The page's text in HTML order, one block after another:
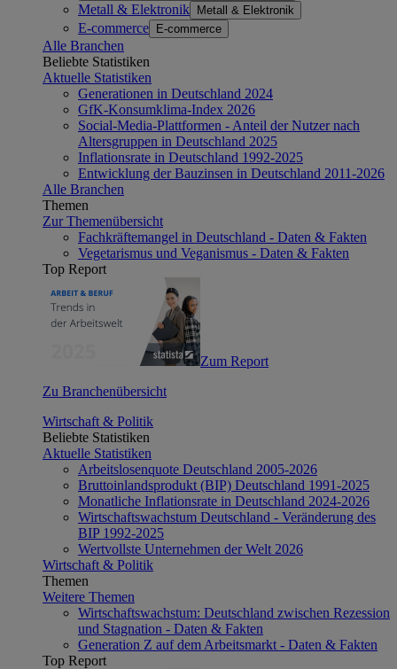
Metall & Elektronik Metall & Elektronik
E-commerce E-commerce
Alle Branchen
Beliebte Statistiken
Aktuelle Statistiken
Generationen in Deutschland 2024
GfK-Konsumklima-Index 2026
Social-Media-Plattformen - Anteil der Nutzer nach
Altersgruppen in Deutschland 2025
Inflationsrate in Deutschland 1992-2025
Entwicklung der Bauzinsen in Deutschland 2011-2026
Alle Branchen
Themen
Zur Themenübersicht
Fachkräftemangel in Deutschland - Daten & Fakten
Vegetarismus und Veganismus - Daten & Fakten
Top Report
Zum Report
Zu Branchenübersicht
Wirtschaft & Politik
Beliebte Statistiken
Aktuelle Statistiken
Arbeitslosenquote Deutschland 2005-2026
Bruttoinlandsprodukt (BIP) Deutschland 1991-2025
Monatliche Inflationsrate in Deutschland 2024-2026
Wirtschaftswachstum Deutschland - Veränderung des
BIP 1992-2025
Wertvollste Unternehmen der Welt 2026
Wirtschaft & Politik
Themen
Weitere Themen
Wirtschaftswachstum: Deutschland zwischen Rezession
und Stagnation - Daten & Fakten
Generation Z auf dem Arbeitsmarkt - Daten & Fakten
Top Report